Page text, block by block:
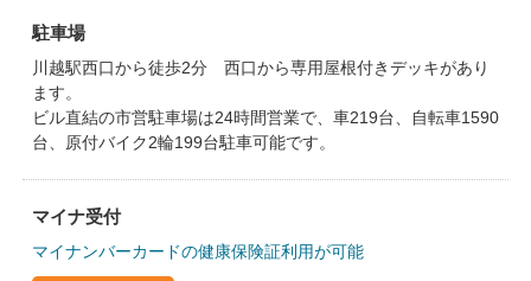
駐車場
川越駅西口から徒歩2分 西口から専用屋根付きデッキがあり
ます。
ビル直結の市営駐車場は24時間営業で、車219台、自転車1590
台、原付バイク2輪199台駐車可能です。
マイナ受付
マイナンバーカードの健康保険証利用が可能